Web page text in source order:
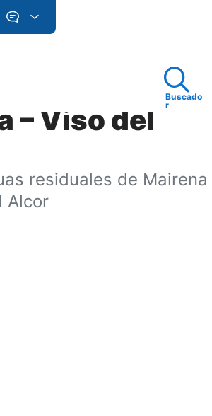
Buscado
r
– Viso del
residuales de Mairena
Alcor